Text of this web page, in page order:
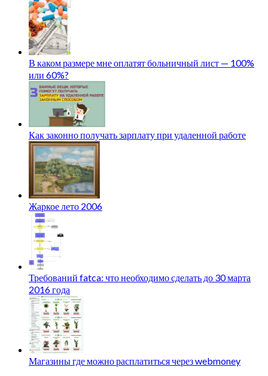
В каком размере мне оплатят больничный лист — 100%
или 60%?
Как законно получать зарплату при удаленной работе
Жаркое лето 2006
Требований fatca: что необходимо сделать до 30 марта
2016 года
Магазины где можно расплатиться через webmoney